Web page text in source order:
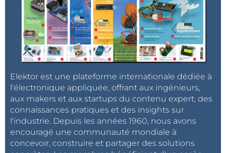
Elektor est une plateforme internationale dédiée à
l'électronique appliquée, offrant aux ingénieurs,
aux makers et aux startups du contenu expert, des
connaissances pratiques et des insights sur
l'industrie. Depuis les années 1960, nous avons
encouragé une communauté mondiale à
concevoir, construire et partager des solutions